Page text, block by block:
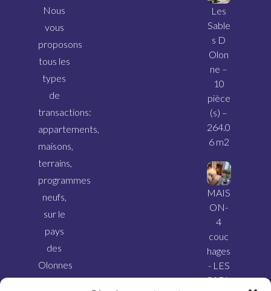
Nous
vous
proposons
tous les
types
de
transactions:
appartements,
maisons,
terrains,
programmes
neufs,
sur le
pays
des
Olonnes
et ses
Les
Sable
s D
Olon
ne –
10
pièce
(s) –
264.0
6 m2
MAIS
ON-
4
couc
hages
- LES
SABL